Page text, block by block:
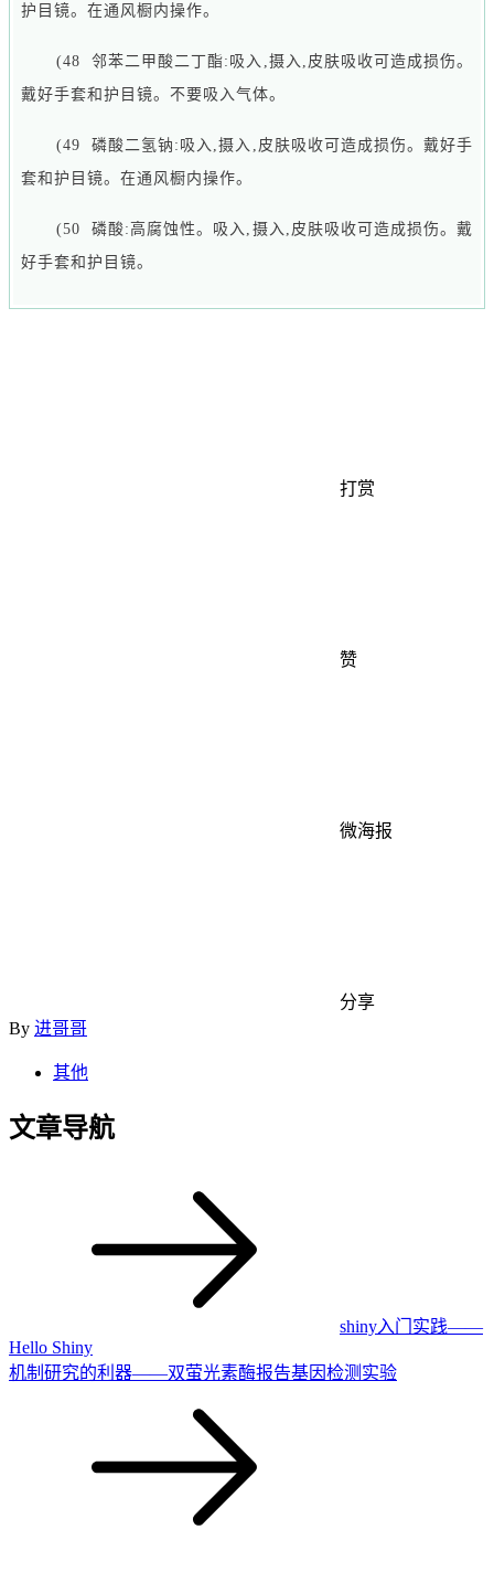
护目镜。在通风橱内操作。
(48 邻苯二甲酸二丁酯:吸入,摄入,皮肤吸收可造成损伤。
戴好手套和护目镜。不要吸入气体。
(49 磷酸二氢钠:吸入,摄入,皮肤吸收可造成损伤。戴好手
套和护目镜。在通风橱内操作。
(50 磷酸:高腐蚀性。吸入,摄入,皮肤吸收可造成损伤。戴
好手套和护目镜。
打赏
赞
微海报
分享
By 进哥哥
其他
文章导航
shiny入门实践——
Hello Shiny
机制研究的利器——双萤光素酶报告基因检测实验